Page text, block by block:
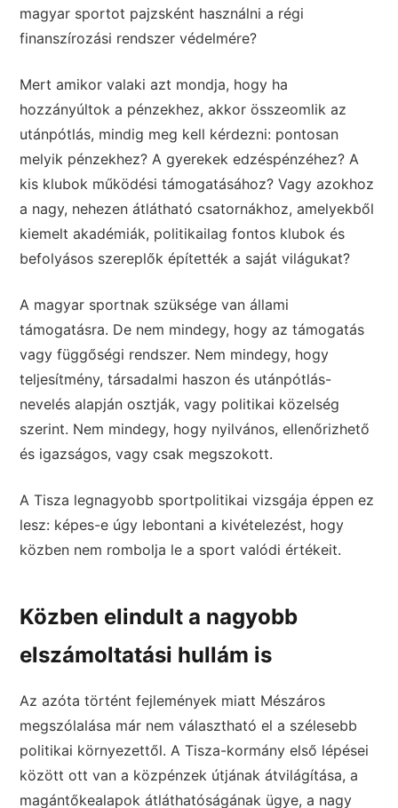
magyar sportot pajzsként használni a régi
finanszírozási rendszer védelmére?
Mert amikor valaki azt mondja, hogy ha
hozzányúltok a pénzekhez, akkor összeomlik az
utánpótlás, mindig meg kell kérdezni: pontosan
melyik pénzekhez? A gyerekek edzéspénzéhez? A
kis klubok működési támogatásához? Vagy azokhoz
a nagy, nehezen átlátható csatornákhoz, amelyekből
kiemelt akadémiák, politikailag fontos klubok és
befolyásos szereplők építették a saját világukat?
A magyar sportnak szüksége van állami
támogatásra. De nem mindegy, hogy az támogatás
vagy függőségi rendszer. Nem mindegy, hogy
teljesítmény, társadalmi haszon és utánpótlás-
nevelés alapján osztják, vagy politikai közelség
szerint. Nem mindegy, hogy nyilvános, ellenőrizhető
és igazságos, vagy csak megszokott.
A Tisza legnagyobb sportpolitikai vizsgája éppen ez
lesz: képes-e úgy lebontani a kivételezést, hogy
közben nem rombolja le a sport valódi értékeit.
Közben elindult a nagyobb
elszámoltatási hullám is
Az azóta történt fejlemények miatt Mészáros
megszólalása már nem választható el a szélesebb
politikai környezettől. A Tisza-kormány első lépései
között ott van a közpénzek útjának átvilágítása, a
magántőkealapok átláthatóságának ügye, a nagy